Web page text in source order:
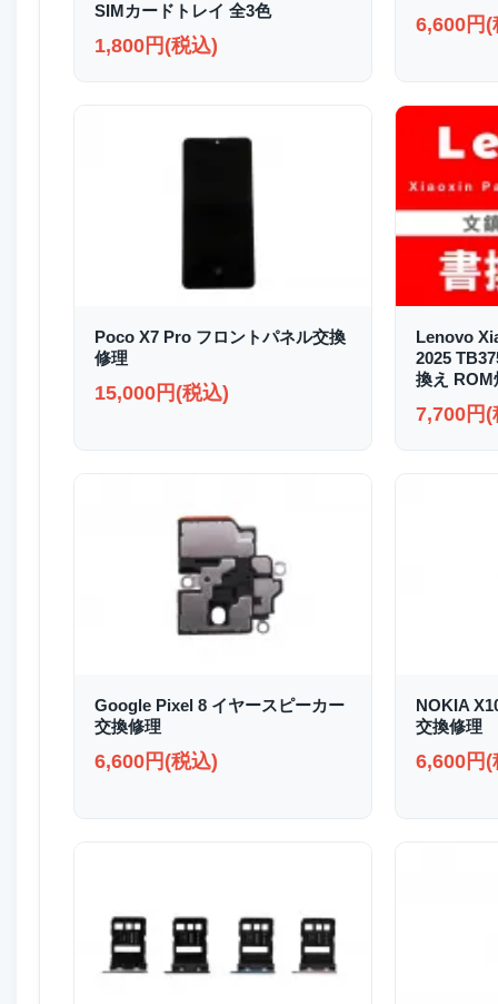
SIMカードトレイ 全3色
1,800円(税込)
6,600円(
Poco X7 Pro フロントパネル交換
修理
15,000円(税込)
Lenovo
2025
換え ROM
7,700円(
Google Pixel 8 イヤースピーカー
交換修理
6,600円(税込)
NOKIA
交換修理
6,600円(